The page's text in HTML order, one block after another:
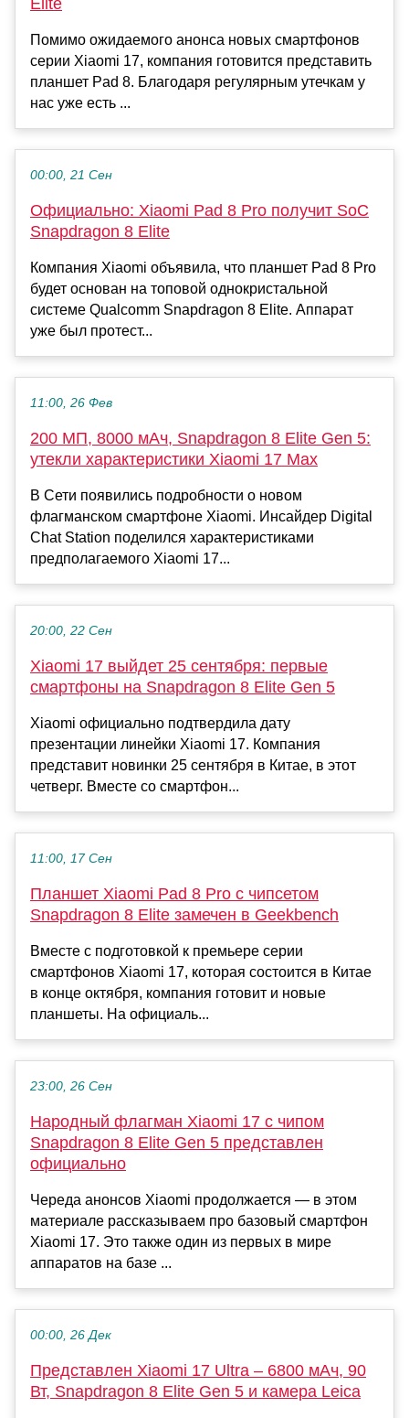
Помимо ожидаемого анонса новых смартфонов
серии Xiaomi 17, компания готовится представить
планшет Pad 8. Благодаря регулярным утечкам у
нас уже есть ...
00:00, 21 Сен
Официально: Xiaomi Pad 8 Pro получит SoC
Snapdragon 8 Elite
Компания Xiaomi объявила, что планшет Pad 8 Pro
будет основан на топовой однокристальной
системе Qualcomm Snapdragon 8 Elite. Аппарат
уже был протест...
11:00, 26 Фев
200 МП, 8000 мАч, Snapdragon 8 Elite Gen 5:
утекли характеристики Xiaomi 17 Max
В Сети появились подробности о новом
флагманском смартфоне Xiaomi. Инсайдер Digital
Chat Station поделился характеристиками
предполагаемого Xiaomi 17...
20:00, 22 Сен
Xiaomi 17 выйдет 25 сентября: первые
смартфоны на Snapdragon 8 Elite Gen 5
Xiaomi официально подтвердила дату
презентации линейки Xiaomi 17. Компания
представит новинки 25 сентября в Китае, в этот
четверг. Вместе со смартфон...
11:00, 17 Сен
Планшет Xiaomi Pad 8 Pro с чипсетом
Snapdragon 8 Elite замечен в Geekbench
Вместе с подготовкой к премьере серии
смартфонов Xiaomi 17, которая состоится в Китае
в конце октября, компания готовит и новые
планшеты. На официаль...
23:00, 26 Сен
Народный флагман Xiaomi 17 с чипом
Snapdragon 8 Elite Gen 5 представлен
официально
Череда анонсов Xiaomi продолжается — в этом
материале рассказываем про базовый смартфон
Xiaomi 17. Это также один из первых в мире
аппаратов на базе ...
00:00, 26 Дек
Представлен Xiaomi 17 Ultra – 6800 мАч, 90
Вт, Snapdragon 8 Elite Gen 5 и камера Leica